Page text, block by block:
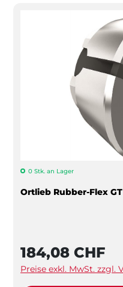
0 Stk. an Lager
Ortlieb Rubber-Flex
184,08 CHF
Preise exkl. MwSt. zzgl.